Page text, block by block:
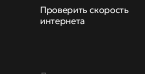
Проверить скорость
интернета